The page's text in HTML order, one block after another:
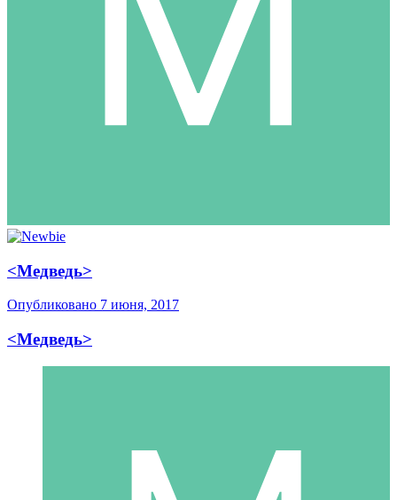
<Медведь>
Опубликовано 7 июня, 2017
<Медведь>